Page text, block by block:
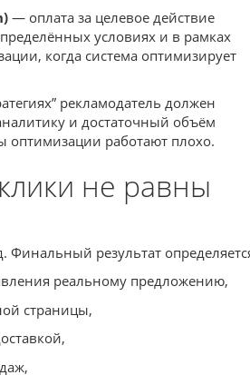
— оплата за целевое действие
условиях и в рамках
когда система оптимизирует
рекламодатель должен
и достаточный объём
оптимизации работают плохо.
не равны
результат
реальному предложению,
страницы,